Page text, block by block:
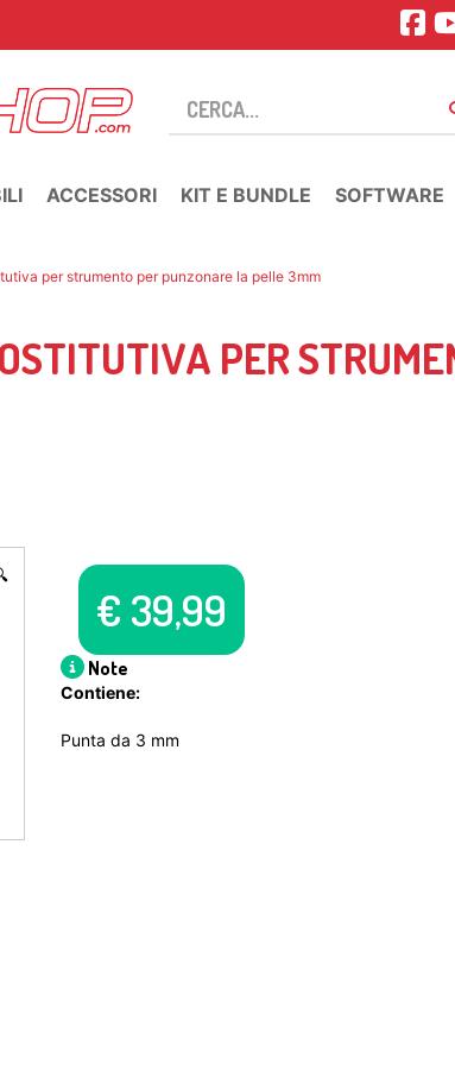
ACCESSORI KIT E BUNDLE SOFTWARE
per strumento per punzonare la pelle 3mm
PER
€ 39,99
Note
Contiene:
Punta da 3 mm